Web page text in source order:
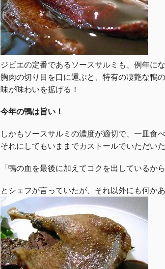
ジビエの定番であるソースサルミも、例年に
胸肉の切り目を口に運ぶと、特有の凄艶な鴨
味が味わいを拡げる！
今年の鴨は旨い！
しかもソースサルミの濃度が適切で、一皿食
それにしてもいままでカストールでいただい
「鴨の血を最後に加えてコクを出しているから
とシェフが言っていたが、それ以外にも何か